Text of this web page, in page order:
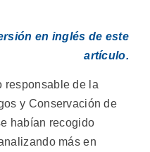
en inglés de este
artículo.
responsable de la
y Conservación de
habían recogido
más en